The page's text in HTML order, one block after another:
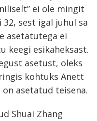
ei ole mingit
sest igal juhul sa
asetatutega ei
keegi esikaheksast.
asetust, oleks
kohtuks Anett
asetatud teisena.
Shuai Zhang